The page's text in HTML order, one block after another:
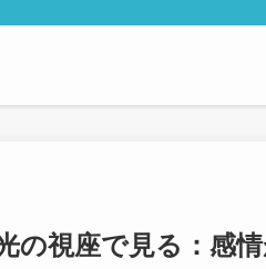
の視座で見る：感